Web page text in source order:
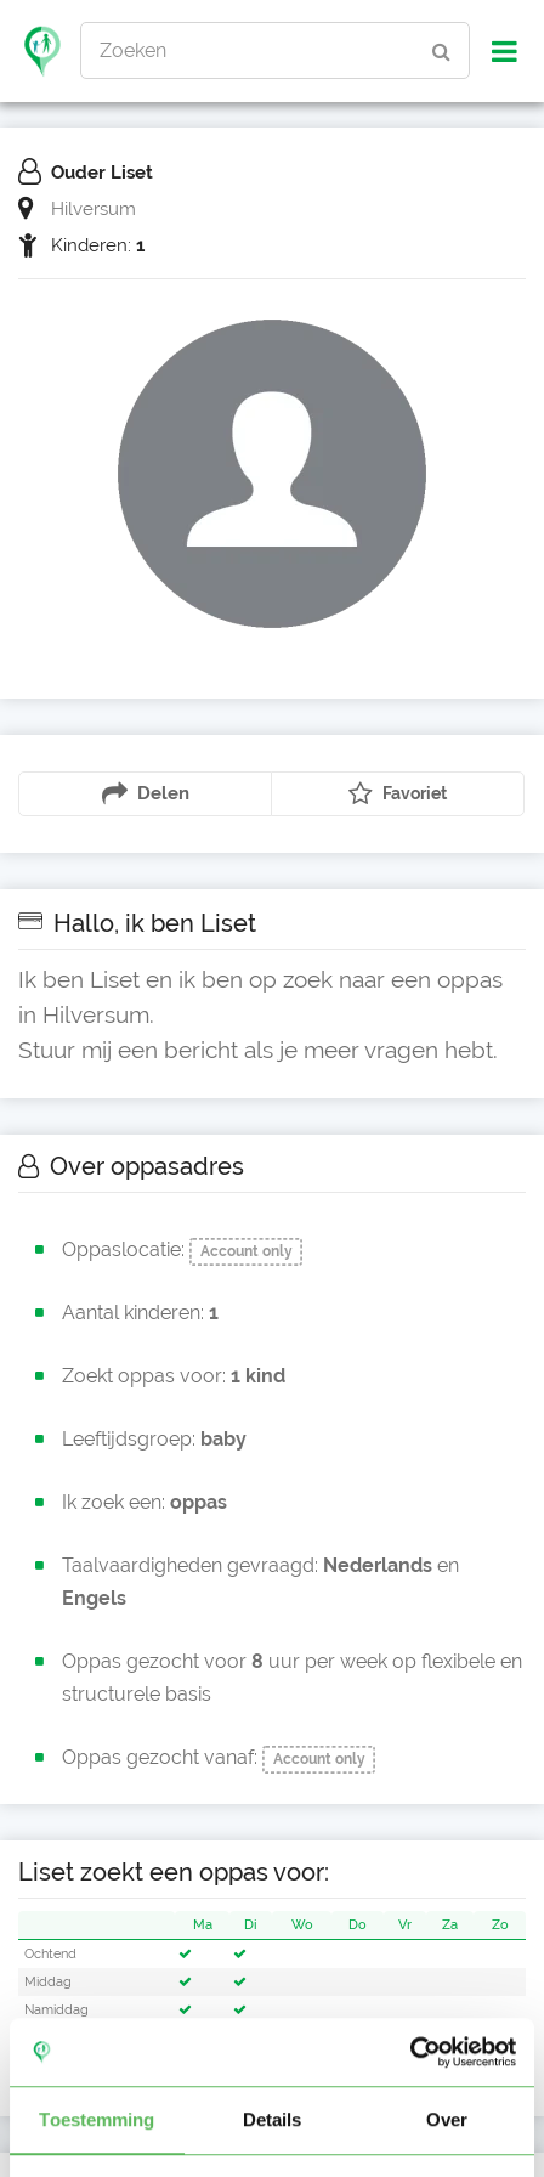
Toestemming Details Over
Zoeken
Ouder Liset
Hilversum
Kinderen: 1
Delen Favoriet
Hallo, ik ben Liset
Ik ben Liset en ik ben op zoek naar een oppas
in Hilversum.
Stuur mij een bericht als je meer vragen hebt.
Over oppasadres
Oppaslocatie: Account only
Aantal kinderen: 1
Zoekt oppas voor: 1 kind
Leeftijdsgroep: baby
Ik zoek een: oppas
Taalvaardigheden gevraagd: Nederlands en
Engels
Oppas gezocht voor 8 uur per week op flexibele en
structurele basis
Oppas gezocht vanaf: Account only
Liset zoekt een oppas voor:
Ma Di Wo Do Vr Za
Zo
Ochtend
Middag
Namiddag
Nacht